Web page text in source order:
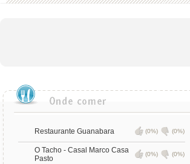
Restaurante Guanabara (0%) (0%)
O Tacho - Casal Marco Casa
Pasto
(0%) (0%)